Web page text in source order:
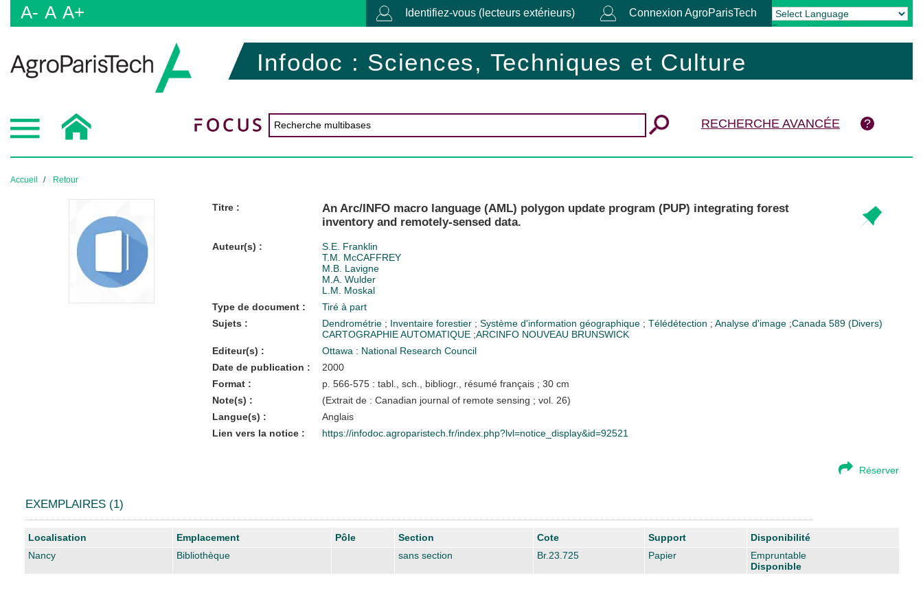
A- A A+ Identifiez-vous (lecteurs extérieurs) Connexion AgroParisTech
Powered by Translate
Infodoc : Sciences, Techniques et Culture
RECHERCHE AVANCÉE
Accueil Retour
Titre :
An Arc/INFO macro language (AML) polygon update program (PUP) integrating forest
inventory and remotely-sensed data.
Auteur(s) :
S.E. Franklin
T.M. McCAFFREY
M.B. Lavigne
M.A. Wulder
L.M. Moskal
Type de document :
Tiré à part
Sujets :
Dendrométrie ; Inventaire forestier ; Système d'information géographique ; Télédétection ; Analyse d'image ;Canada 589 (Divers)
CARTOGRAPHIE AUTOMATIQUE ;ARCINFO NOUVEAU BRUNSWICK
Editeur(s) :
Ottawa : National Research Council
Date de publication :
2000
Format :
p. 566-575 : tabl., sch., bibliogr., résumé français ; 30 cm
Note(s) :
(Extrait de : Canadian journal of remote sensing ; vol. 26)
Langue(s) :
Anglais
Lien vers la notice :
https://infodoc.agroparistech.fr/index.php?lvl=notice_display&id=92521
Réserver
EXEMPLAIRES (1)
Liste des exemplaires
Localisation Emplacement Pôle Section Cote Support
Disponibilité
Nancy
Bibliothèque sans section Br.23.725 Papier
Empruntable
Disponible